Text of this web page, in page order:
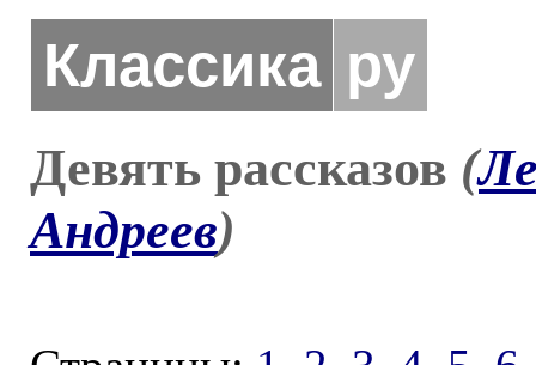
Классика ру
Девять рассказов (
Андреев)